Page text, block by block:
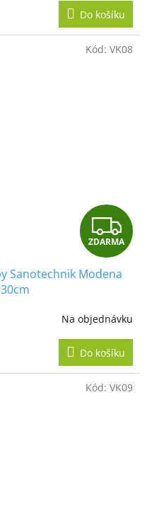
A
Do košíku
Z
D
A
R
M
A
ZDARMA
Sanotechnik Modena
Na objednávku
Do košíku
Kód: VK08
Kód: VK09